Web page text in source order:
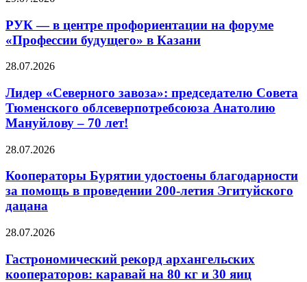
РУК — в центре профориентации на форуме
«Профессии будущего» в Казани
28.07.2026
Лидер «Северного завоза»: председателю Совета
Тюменского облсеверпотребсоюза Анатолию
Мануйлову – 70 лет!
28.07.2026
Кооператоры Бурятии удостоены благодарности
за помощь в проведении 200-летия Эгитуйского
дацана
28.07.2026
Гастрономический рекорд архангельских
кооператоров: каравай на 80 кг и 30 яиц